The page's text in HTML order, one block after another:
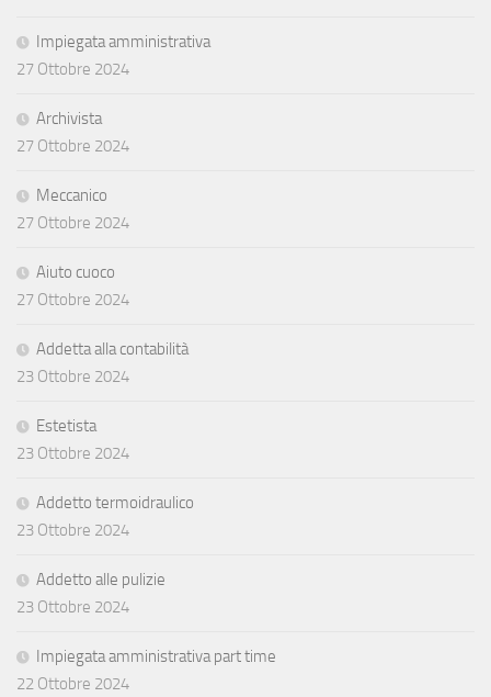
Impiegata amministrativa
27 Ottobre 2024
Archivista
27 Ottobre 2024
Meccanico
27 Ottobre 2024
Aiuto cuoco
27 Ottobre 2024
Addetta alla contabilità
23 Ottobre 2024
Estetista
23 Ottobre 2024
Addetto termoidraulico
23 Ottobre 2024
Addetto alle pulizie
23 Ottobre 2024
Impiegata amministrativa part time
22 Ottobre 2024